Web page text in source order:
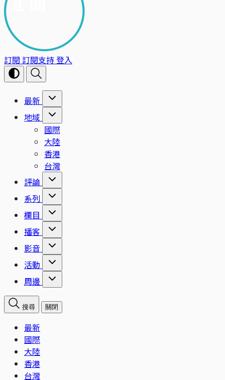
訂閱 訂閱支持登入
最新
地域
國際
大陸
香港
台灣
評論
系列
欄目
播客
影音
活動
周邊
搜尋 關閉
最新
國際
大陸
香港
台灣